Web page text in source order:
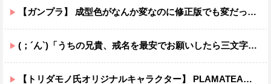
【ガンプラ】 成型色がなんか変なのに修正版でも変だったMS…
(；´ん`)「うちの兄貴、戒名を最安でお願いしたら三文字だったわ」
【トリダモノ氏オリジナルキャラクター】 PLAMATEA「MXちゃん」プラモデル【明日予約開始】